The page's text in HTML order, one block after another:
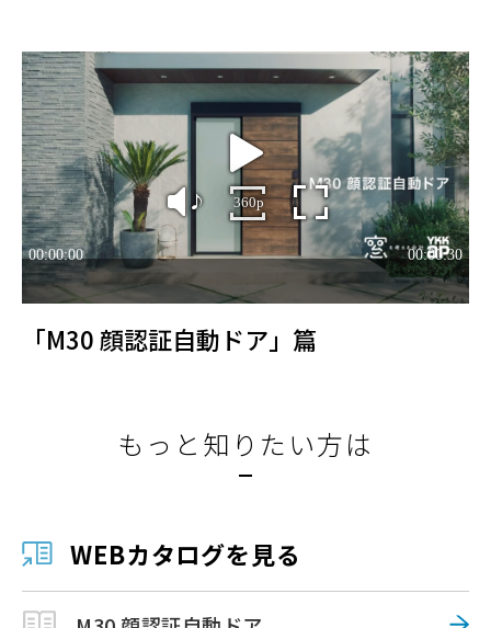
「M30 顔認証自動ドア」篇
もっと知りたい方は
WEBカタログを見る